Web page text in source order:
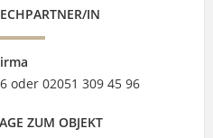
IN
oder 02051 309 45 96
ZUM OBJEKT